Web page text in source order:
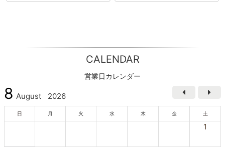
CALENDAR
営業日カレンダー
8 August 2026
日 月 火 水 木 金 土
1